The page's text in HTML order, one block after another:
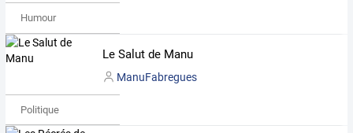
Humour
Le Salut de Manu
ManuFabregues
Politique